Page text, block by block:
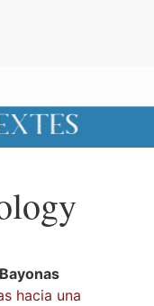
hacia una